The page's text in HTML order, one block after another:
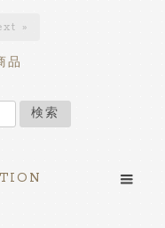
»
品
検索